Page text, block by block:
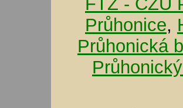
Průhonice,
Průhonická